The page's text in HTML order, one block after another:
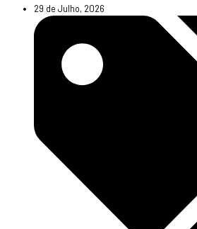
29 de Julho, 2026